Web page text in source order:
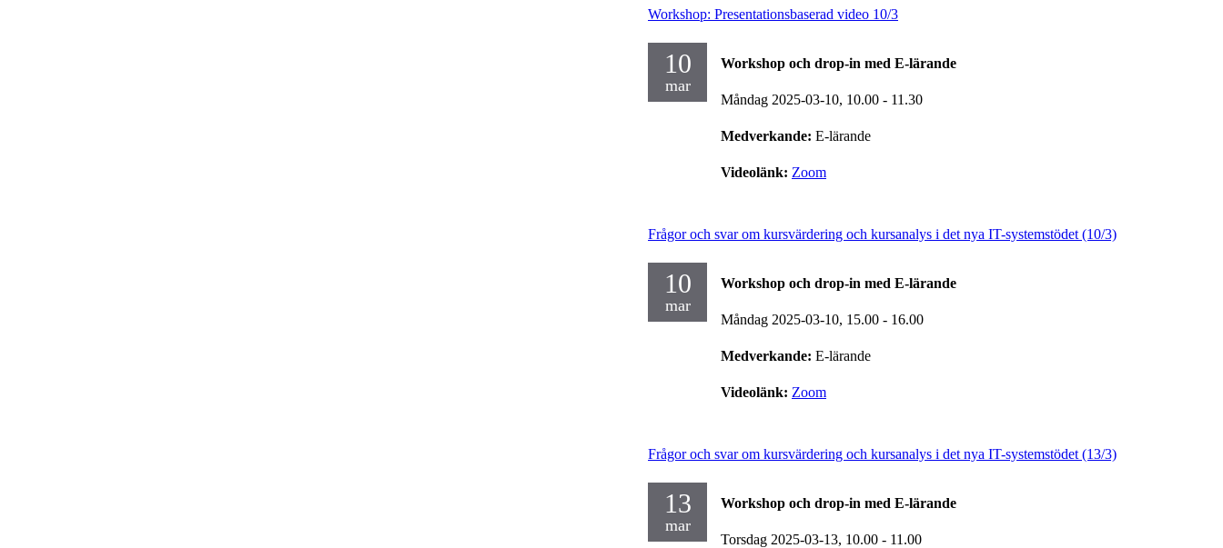
Workshop: Presentationsbaserad video 10/3
10
mar
Workshop och drop-in med E-lärande
Måndag 2025-03-10, 10.00 - 11.30
Medverkande: E-lärande
Videolänk: Zoom
Frågor och svar om kursvärdering och kursanalys i det nya IT-systemstödet (10/3)
10
mar
Workshop och drop-in med E-lärande
Måndag 2025-03-10, 15.00 - 16.00
Medverkande: E-lärande
Videolänk: Zoom
Frågor och svar om kursvärdering och kursanalys i det nya IT-systemstödet (13/3)
13
mar
Workshop och drop-in med E-lärande
Torsdag 2025-03-13, 10.00 - 11.00